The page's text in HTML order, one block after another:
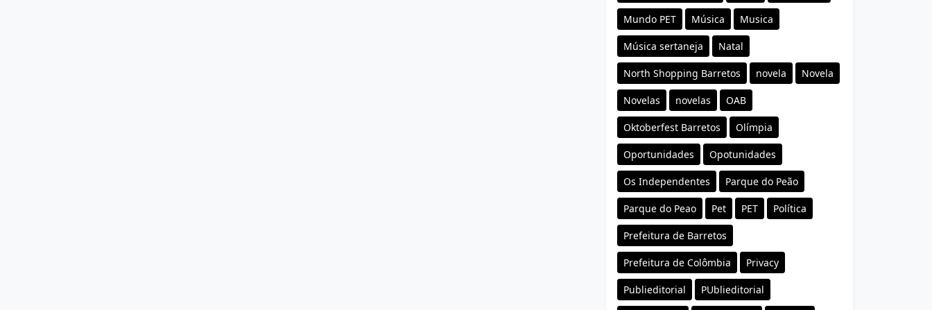
Mundo PET Música Musica
Música sertaneja Natal
North Shopping Barretos novela Novela
Novelas novelas OAB
Oktoberfest Barretos Olímpia
Oportunidades Opotunidades
Os Independentes Parque do Peão
Parque do Peao Pet PET Política
Prefeitura de Barretos
Prefeitura de Colômbia Privacy
Publieditorial PUblieditorial